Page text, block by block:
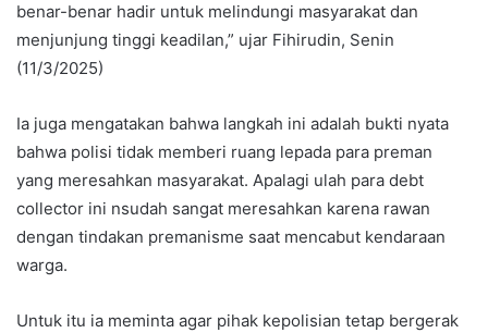
benar-benar hadir untuk melindungi masyarakat dan
menjunjung tinggi keadilan,” ujar Fihirudin, Senin
(11/3/2025)
Ia juga mengatakan bahwa langkah ini adalah bukti nyata
bahwa polisi tidak memberi ruang lepada para preman
yang meresahkan masyarakat. Apalagi ulah para debt
collector ini nsudah sangat meresahkan karena rawan
dengan tindakan premanisme saat mencabut kendaraan
warga.
Untuk itu ia meminta agar pihak kepolisian tetap bergerak